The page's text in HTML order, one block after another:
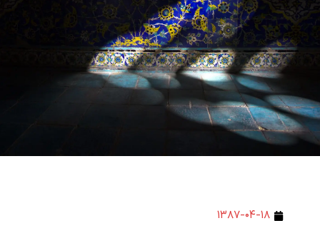
۱۳۸۷-۰۴-۱۸